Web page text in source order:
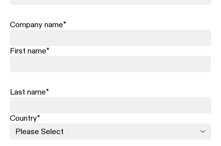
Company name*
First name*
Last name*
Country*